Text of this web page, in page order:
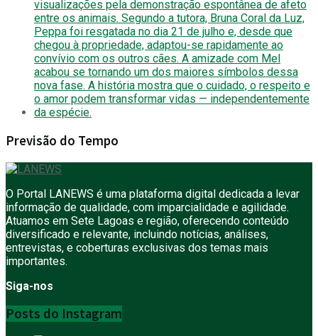
Previsão do Tempo
O Portal LANEWS é uma plataforma digital dedicada a levar
informação de qualidade, com imparcialidade e agilidade.
Atuamos em Sete Lagoas e região, oferecendo conteúdo
diversificado e relevante, incluindo notícias, análises,
entrevistas, e coberturas exclusivas dos temas mais
importantes.
Siga-nos
Posts do Instagram